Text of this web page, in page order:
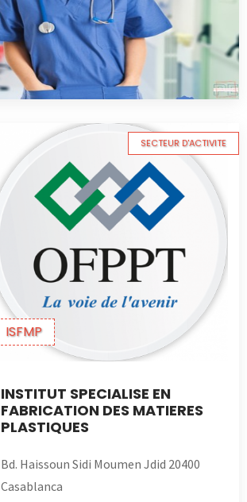
ISFMP
SECTEUR D'ACTIVITE
INSTITUT SPECIALISE EN
FABRICATION DES MATIERES
PLASTIQUES
Bd. Haissoun Sidi Moumen Jdid 20400
Casablanca